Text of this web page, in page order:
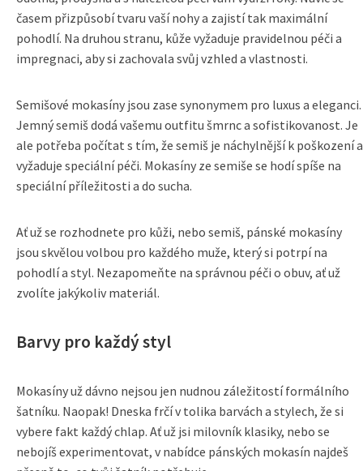
časem přizpůsobí tvaru vaší nohy a zajistí tak maximální
pohodlí. Na druhou stranu, kůže vyžaduje pravidelnou péči a
impregnaci, aby si zachovala svůj vzhled a vlastnosti.
Semišové mokasíny jsou zase synonymem pro luxus a eleganci.
Jemný semiš dodá vašemu outfitu šmrnc a sofistikovanost. Je
ale potřeba počítat s tím, že semiš je náchylnější k poškození a
vyžaduje speciální péči. Mokasíny ze semiše se hodí spíše na
speciální příležitosti a do sucha.
Ať už se rozhodnete pro kůži, nebo semiš, pánské mokasíny
jsou skvělou volbou pro každého muže, který si potrpí na
pohodlí a styl. Nezapomeňte na správnou péči o obuv, ať už
zvolíte jakýkoliv materiál.
Barvy pro každý styl
Mokasíny už dávno nejsou jen nudnou záležitostí formálního
šatníku. Naopak! Dneska frčí v tolika barvách a stylech, že si
vybere fakt každý chlap. Ať už jsi milovník klasiky, nebo se
nebojíš experimentovat, v nabídce pánských mokasín najdeš